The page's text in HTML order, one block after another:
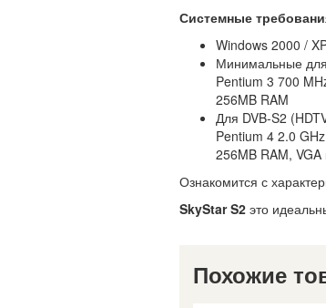
Системные
Windows 2000 /
Минимальные
Pentium 3 700
256MB RAM
Для DVB-S2
Pentium 4 2.0
256MB RAM, VGA
Ознакомится с
SkyStar S2 это
Похожие